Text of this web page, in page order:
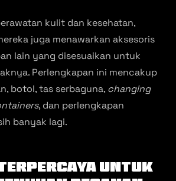
kulit dan kesehatan,
juga menawarkan aksesoris
lain yang disesuaikan untuk
Perlengkapan ini mencakup
botol, tas serbaguna, changing
, dan perlengkapan
banyak lagi.
untuk